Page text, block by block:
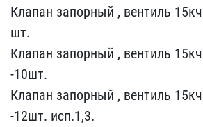
Клапан запорный , вент​иль
шт.
Клапан запорный , ве​нтиль
-10шт.
Клапан запорный ,​ вентиль
-12шт. исп.1,3.